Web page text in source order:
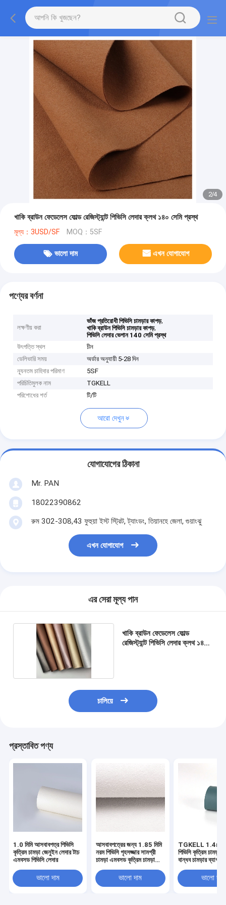
2/4
খাকি ব্রাউন ফেডেলেস ফোল্ড রেজিস্ট্যান্ট পিভিসি লেদার ক্লথ ১৪০ সেমি প্রস্থ
মূল্য：3USD/SF MOQ：5SF
ভালো দাম এখন যোগাযোগ
পণ্যের বর্ণনা
লক্ষণীয় করা
ভাঁজ প্রতিরোধী পিভিসি চামড়ার কাপড়,
খাকি ব্রাউন পিভিসি চামড়ার কাপড়,
পিভিসি লেদার ভেগান 140 সেমি প্রস্থ
উৎপত্তি স্থল
চীন
ডেলিভারি সময়
অর্ডার অনুযায়ী 5-28 দিন
ন্যূনতম চাহিদার পরিমাণ
5SF
পরিচিতিমুলক নাম
TGKELL
পরিশোধের শর্ত
টি/টি
আরো দেখুন
যোগাযোগের ঠিকানা
Mr. PAN
18022390862
রুম 302-308,43 ফুহুয়া ইস্ট স্ট্রিট, ট্যাংডং, তিয়ানহে জেলা, গুয়াংঝু
এখন যোগাযোগ
এর সেরা মূল্য পান
খাকি ব্রাউন ফেডেলেস ফোল্ড
রেজিস্ট্যান্ট পিভিসি লেদার ক্লথ ১৪০
চালিয়ে
প্রস্তাবিত পণ্য
1.0 মিমি আসবাবপত্র পিভিসি
কৃত্রিম চামড়া জেনুইন লেদার টাচ
এমবসড পিভিসি লেদার
ভালো দাম
আসবাবপত্রের জন্য 1.85 মিমি
নরম পিভিসি গৃহসজ্জার সামগ্রী
চামড়া এমবসড কৃত্রিম চামড়া
ভালো দাম
TGKELL 1.4m
পিভিসি কৃত্রিম চামড়া
বান্ধব চামড়ার ব্যাগ
ভালো দাম